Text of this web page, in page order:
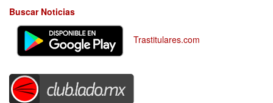
Buscar Noticias
Trastitulares.com